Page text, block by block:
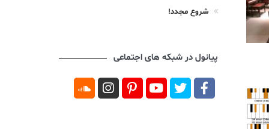
شروع مجدد!
پیانول در شبکه های اجتماعی